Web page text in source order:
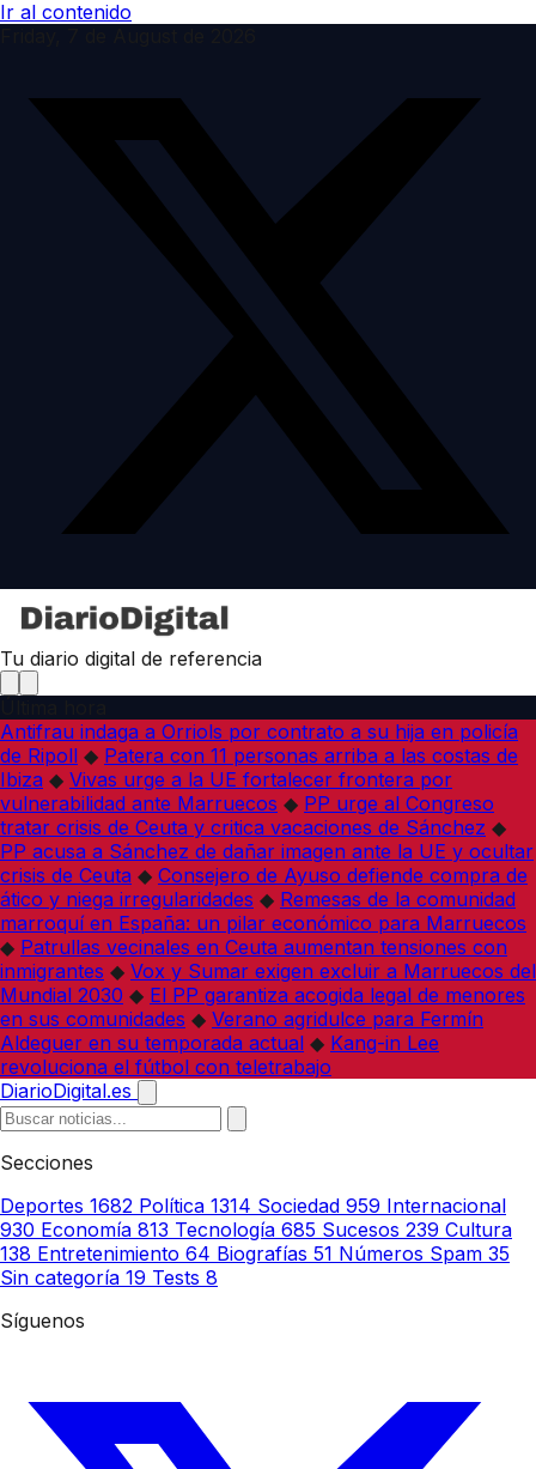
Ir al contenido
Tu diario digital de referencia
Antifrau indaga a Orriols por contrato a su hija en policía
de Ripoll ◆ Patera con 11 personas arriba a las costas de
Ibiza ◆ Vivas urge a la UE fortalecer frontera por
vulnerabilidad ante Marruecos ◆ PP urge al Congreso
tratar crisis de Ceuta y critica vacaciones de Sánchez ◆
PP acusa a Sánchez de dañar imagen ante la UE y ocultar
crisis de Ceuta ◆ Consejero de Ayuso defiende compra de
ático y niega irregularidades ◆ Remesas de la comunidad
marroquí en España: un pilar económico para Marruecos
◆ Patrullas vecinales en Ceuta aumentan tensiones con
inmigrantes ◆ Vox y Sumar exigen excluir a Marruecos del
Mundial 2030 ◆ El PP garantiza acogida legal de menores
en sus comunidades ◆ Verano agridulce para Fermín
Aldeguer en su temporada actual ◆ Kang-in Lee
revoluciona el fútbol con teletrabajo
DiarioDigital.es
Secciones
Deportes 1682 Política 1314 Sociedad 959 Internacional
930 Economía 813 Tecnología 685 Sucesos 239 Cultura
138 Entretenimiento 64 Biografías 51 Números Spam 35
Sin categoría 19 Tests 8
Síguenos